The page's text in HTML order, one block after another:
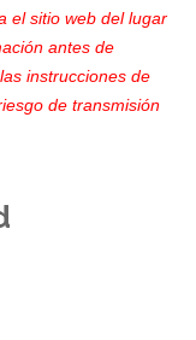
el sitio web del lugar
antes de
instrucciones de
de transmisión